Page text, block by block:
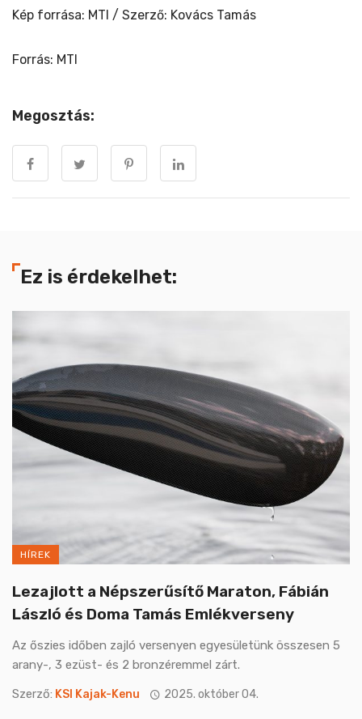
Kép forrása: MTI / Szerző: Kovács Tamás
Forrás: MTI
Megosztás:
Ez is érdekelhet:
HÍREK
Lezajlott a Népszerűsítő Maraton, Fábián
László és Doma Tamás Emlékverseny
Az őszies időben zajló versenyen egyesületünk összesen 5
arany-, 3 ezüst- és 2 bronzéremmel zárt.
Szerző: KSI Kajak-Kenu 2025. október 04.